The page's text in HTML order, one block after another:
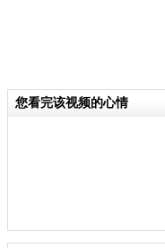
您看完该视频的心情